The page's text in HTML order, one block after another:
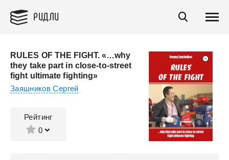
РИДЛИ
RULES OF THE FIGHT. «…why
they take part in close-to-street
fight ultimate fighting»
Заяшников Сергей
Рейтинг
0